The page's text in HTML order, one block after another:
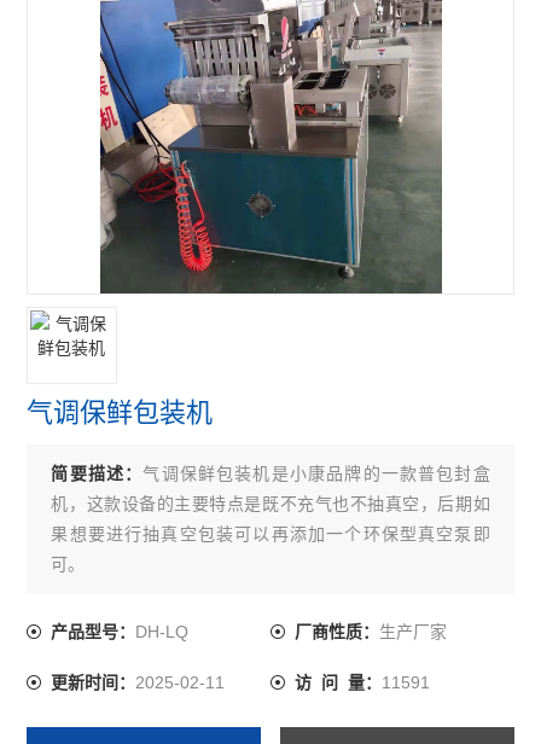
气调保鲜包装机
简要描述：气调保鲜包装机是小康品牌的一款普包封盒
机，这款设备的主要特点是既不充气也不抽真空，后期如
果想要进行抽真空包装可以再添加一个环保型真空泵即
可。
产品型号： DH-LQ 厂商性质： 生产厂家
更新时间：2025-02-11 访 问 量： 11591